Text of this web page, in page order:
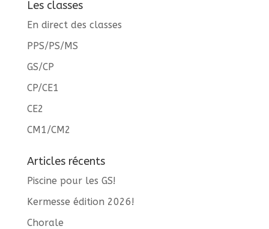
Les classes
En direct des classes
PPS/PS/MS
GS/CP
CP/CE1
CE2
CM1/CM2
Articles récents
Piscine pour les GS!
Kermesse édition 2026!
Chorale